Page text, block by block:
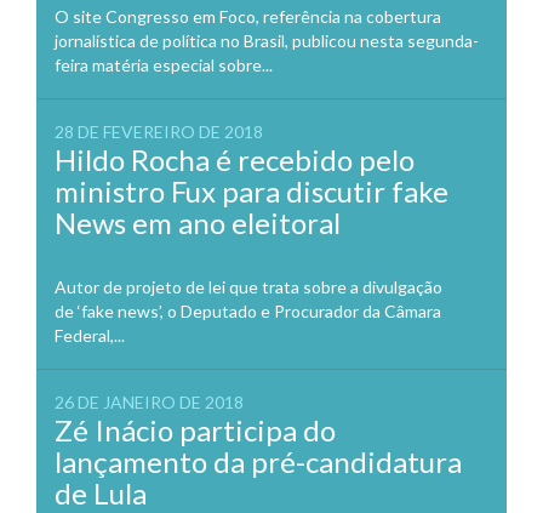
O site Congresso em Foco, referência na cobertura
jornalística de política no Brasil, publicou nesta segunda-
feira matéria especial sobre...
28 DE FEVEREIRO DE 2018
Hildo Rocha é recebido pelo
ministro Fux para discutir fake
News em ano eleitoral
Autor de projeto de lei que trata sobre a divulgação
de ‘fake news’, o Deputado e Procurador da Câmara
Federal,...
26 DE JANEIRO DE 2018
Zé Inácio participa do
lançamento da pré-candidatura
de Lula